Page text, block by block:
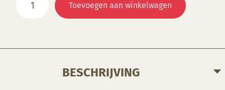
aantal
Toevoegen aan winkelwagen
BESCHRIJVING